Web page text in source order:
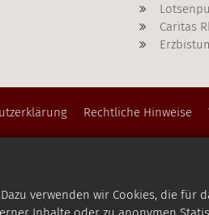
verwenden wir Cookies, die
Caritas
Rechtliche Hinweise